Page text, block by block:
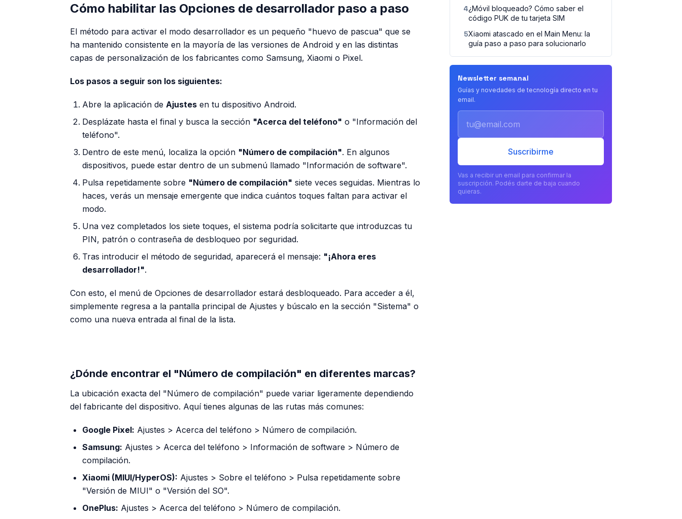
Cómo habilitar las Opciones de desarrollador paso a paso
El método para activar el modo desarrollador es un pequeño "huevo de pascua" que se
ha mantenido consistente en la mayoría de las versiones de Android y en las distintas
capas de personalización de los fabricantes como Samsung, Xiaomi o Pixel.
Los pasos a seguir son los siguientes:
Abre la aplicación de Ajustes en tu dispositivo Android.
Desplázate hasta el final y busca la sección "Acerca del teléfono" o "Información del
teléfono".
Dentro de este menú, localiza la opción "Número de compilación". En algunos
dispositivos, puede estar dentro de un submenú llamado "Información de software".
Pulsa repetidamente sobre "Número de compilación" siete veces seguidas. Mientras lo
haces, verás un mensaje emergente que indica cuántos toques faltan para activar el
modo.
Una vez completados los siete toques, el sistema podría solicitarte que introduzcas tu
PIN, patrón o contraseña de desbloqueo por seguridad.
Tras introducir el método de seguridad, aparecerá el mensaje: "¡Ahora eres
desarrollador!".
Con esto, el menú de Opciones de desarrollador estará desbloqueado. Para acceder a él,
simplemente regresa a la pantalla principal de Ajustes y búscalo en la sección "Sistema" o
como una nueva entrada al final de la lista.
¿Dónde encontrar el "Número de compilación" en diferentes marcas?
La ubicación exacta del "Número de compilación" puede variar ligeramente dependiendo
del fabricante del dispositivo. Aquí tienes algunas de las rutas más comunes:
Google Pixel: Ajustes > Acerca del teléfono > Número de compilación.
Samsung: Ajustes > Acerca del teléfono > Información de software > Número de
compilación.
Xiaomi (MIUI/HyperOS): Ajustes > Sobre el teléfono > Pulsa repetidamente sobre
"Versión de MIUI" o "Versión del SO".
OnePlus: Ajustes > Acerca del teléfono > Número de compilación.
4¿Móvil bloqueado? Cómo saber el
código PUK de tu tarjeta SIM
5Xiaomi atascado en el Main Menu: la
guía paso a paso para solucionarlo
Newsletter semanal
Guías y novedades de tecnología directo en tu
email.
Suscribirme
Vas a recibir un email para confirmar la
suscripción. Podés darte de baja cuando
quieras.